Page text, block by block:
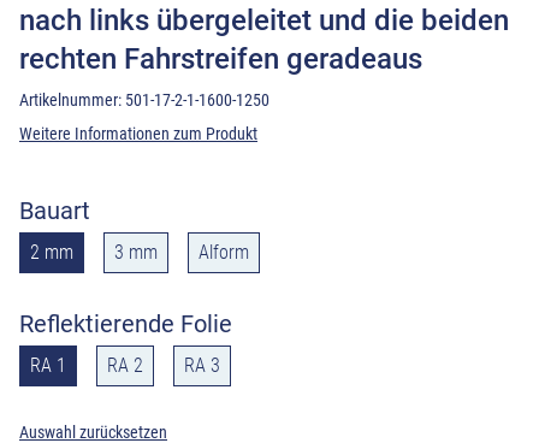
nach links übergeleitet und die beiden
rechten Fahrstreifen geradeaus
Artikelnummer: 501-17-2-1-1600-1250
Weitere Informationen zum Produkt
Bauart
2 mm 3 mm Alform
Reflektierende Folie
RA 1 RA 2 RA 3
Auswahl zurücksetzen